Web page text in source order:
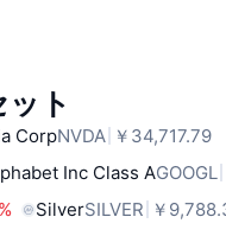
ト
CorpNVDA ￥34,717.79
Inc Class AGOOGL
SilverSILVER ￥